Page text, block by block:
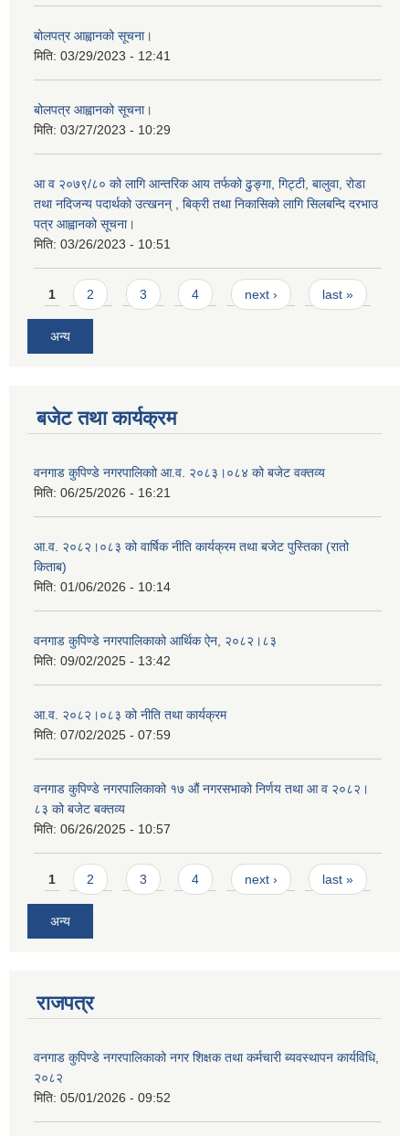
बोलपत्र आह्वानको सूचना।
मिति: 03/29/2023 - 12:41
बोलपत्र आह्वानको सूचना।
मिति: 03/27/2023 - 10:29
आ व २०७९/८० को लागि आन्तरिक आय तर्फको ढुङ्गा, गिट्टी, बालुवा, रोडा
तथा नदिजन्य पदार्थको उत्खनन् , बिक्री तथा निकासिको लागि सिलबन्दि दरभाउ
पत्र आह्वानको सूचना।
मिति: 03/26/2023 - 10:51
Pages
1 2 3 4 next › last »
अन्य
बजेट तथा कार्यक्रम
वनगाड कुपिण्डे नगरपालिकाो आ.व. २०८३।०८४ को बजेट वक्तव्य
मिति: 06/25/2026 - 16:21
आ.व. २०८२।०८३ को वार्षिक नीति कार्यक्रम तथा बजेट पुस्तिका (रातो
किताब)
मिति: 01/06/2026 - 10:14
वनगाड कुपिण्डे नगरपालिकाको आर्थिक ऐन, २०८२।८३
मिति: 09/02/2025 - 13:42
आ.व. २०८२।०८३ को नीति तथा कार्यक्रम
मिति: 07/02/2025 - 07:59
वनगाड कुपिण्डे नगरपालिकाको १७ ‍औं नगरसभाको निर्णय तथा आ व २०८२।
८३ को बजेट बक्तव्य
मिति: 06/26/2025 - 10:57
Pages
1 2 3 4 next › last »
अन्य
राजपत्र
वनगाड कुपिण्डे नगरपालिकाको नगर शिक्षक तथा कर्मचारी ब्यवस्थापन कार्यविधि,
२०८२
मिति: 05/01/2026 - 09:52